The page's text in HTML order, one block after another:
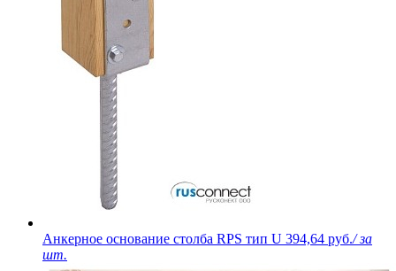
Анкерное основание столба RPS тип U 394,64 руб./ за
шт.